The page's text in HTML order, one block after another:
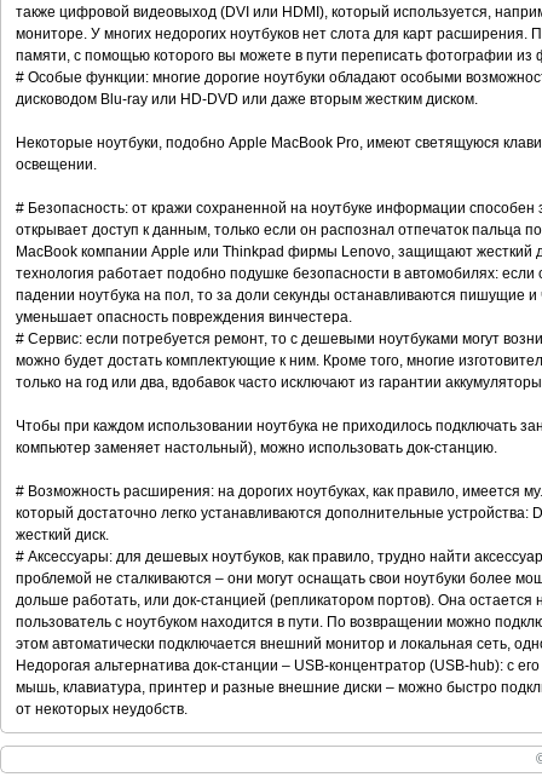
также цифровой видеовыход (DVI или HDMI), который используется,
мониторе. У многих недорогих ноутбуков нет слота для карт расширения.
памяти, с помощью которого вы можете в пути переписать фотографии из
# Особые функции: многие дорогие ноутбуки обладают особыми
дисководом Blu-ray или HD-DVD или даже вторым жестким диском.
Некоторые ноутбуки, подобно Apple MacBook Pro, имеют светящуюся
освещении.
# Безопасность: от кражи сохраненной на ноутбуке информации способен
открывает доступ к данным, только если он распознал отпечаток пальца
MacBook компании Apple или Thinkpad фирмы Lenovo, защищают жесткий
технология работает подобно подушке безопасности в автомобилях:
падении ноутбука на пол, то за доли секунды останавливаются пишущие и
уменьшает опасность повреждения винчестера.
# Сервис: если потребуется ремонт, то с дешевыми ноутбуками могут
можно будет достать комплектующие к ним. Кроме того, многие
только на год или два, вдобавок часто исключают из гарантии
Чтобы при каждом использовании ноутбука не приходилось подключать
компьютер заменяет настольный), можно использовать док-станцию.
# Возможность расширения: на дорогих ноутбуках, как правило, имеется
который достаточно легко устанавливаются дополнительные устройства:
жесткий диск.
# Аксессуары: для дешевых ноутбуков, как правило, трудно найти
проблемой не сталкиваются – они могут оснащать свои ноутбуки более
дольше работать, или док-станцией (репликатором портов). Она остается
пользователь с ноутбуком находится в пути. По возвращении можно
этом автоматически подключается внешний монитор и локальная сеть,
Недорогая альтернатива док-станции – USB-концентратор (USB-hub): с
мышь, клавиатура, принтер и разные внешние диски – можно быстро
от некоторых неудобств.